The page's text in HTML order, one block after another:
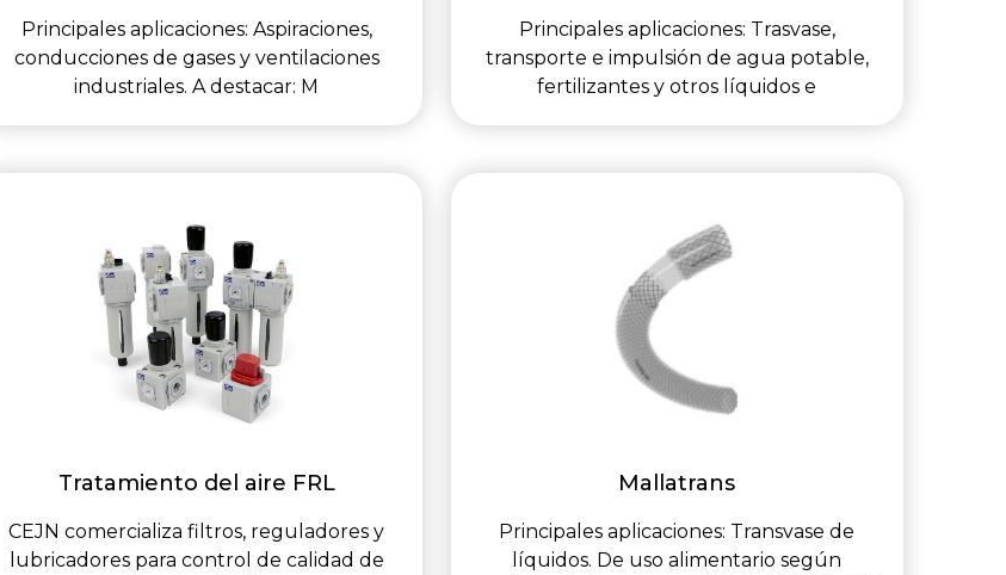
Principales aplicaciones: Aspiraciones,
conducciones de gases y ventilaciones
industriales. A destacar: M
Principales aplicaciones: Trasvase,
transporte e impulsión de agua potable,
fertilizantes y otros líquidos e
Tratamiento del aire FRL
CEJN comercializa filtros, reguladores y
lubricadores para control de calidad de
Mallatrans
Principales aplicaciones: Transvase de
líquidos. De uso alimentario según